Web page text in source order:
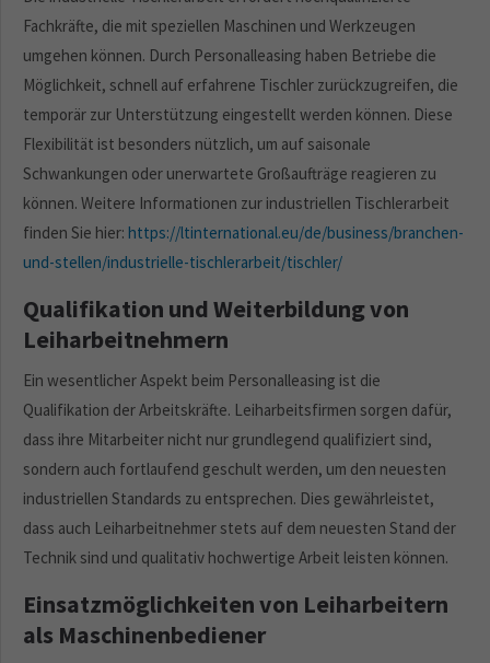
Fachkräfte, die mit speziellen Maschinen und Werkzeugen
umgehen können. Durch Personalleasing haben Betriebe die
Möglichkeit, schnell auf erfahrene Tischler zurückzugreifen, die
temporär zur Unterstützung eingestellt werden können. Diese
Flexibilität ist besonders nützlich, um auf saisonale
Schwankungen oder unerwartete Großaufträge reagieren zu
können. Weitere Informationen zur industriellen Tischlerarbeit
finden Sie hier: https://ltinternational.eu/de/business/branchen-
und-stellen/industrielle-tischlerarbeit/tischler/
Qualifikation und Weiterbildung von
Leiharbeitnehmern
Ein wesentlicher Aspekt beim Personalleasing ist die
Qualifikation der Arbeitskräfte. Leiharbeitsfirmen sorgen dafür,
dass ihre Mitarbeiter nicht nur grundlegend qualifiziert sind,
sondern auch fortlaufend geschult werden, um den neuesten
industriellen Standards zu entsprechen. Dies gewährleistet,
dass auch Leiharbeitnehmer stets auf dem neuesten Stand der
Technik sind und qualitativ hochwertige Arbeit leisten können.
Einsatzmöglichkeiten von Leiharbeitern
als Maschinenbediener